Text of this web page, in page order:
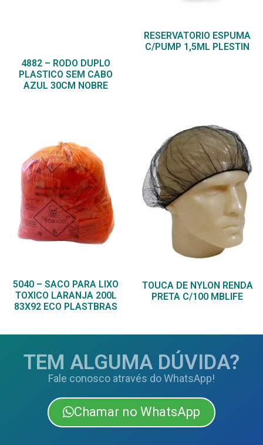
4882 – RODO DUPLO
PLASTICO SEM CABO
AZUL 30CM NOBRE
RESERVATORIO ESPUMA
C/PUMP 1,5ML PLESTIN
5040 – SACO PARA LIXO
TOXICO LARANJA 200L
83X92 ECO PLASTBRAS
TOUCA DE NYLON RENDA
PRETA C/100 MBLIFE
TEM ALGUMA DÚVIDA?
Fale conosco através do WhatsApp!
Chamar no WhatsApp